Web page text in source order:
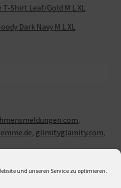
und unseren Service zu optimieren.
Shirt Leaf/Gold M L XL
Dark Navy M L XL
,
, glimityglamity.com,